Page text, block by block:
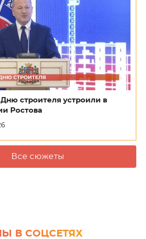
строителя устроили в
Ростова
Все сюжеты
В СОЦСЕТЯХ